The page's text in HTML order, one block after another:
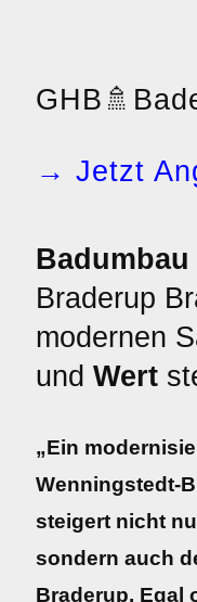
GHB 🚿
→ Jetzt
Badumbau
Braderup
modernen
und Wert
„Ein
Wenningstedt-
steigert nicht
sondern auch
Braderup. Egal